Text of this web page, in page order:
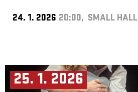
24. 1. 2026 20:00, SMALL HALL
25. 1. 2026